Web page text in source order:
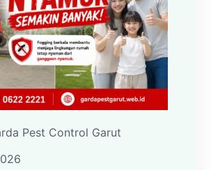
Pest Control Garut